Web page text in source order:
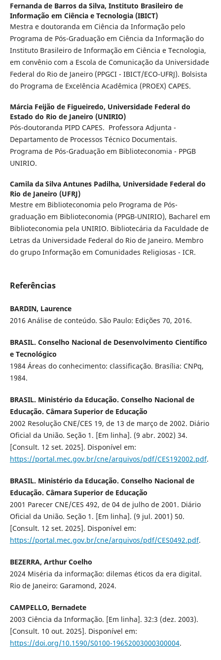
Fernanda de Barros da Silva, Instituto Brasileiro de
Informação em Ciência e Tecnologia (IBICT)
Mestra e doutoranda em Ciência da Informação pelo
Programa de Pós-Graduação em Ciência da Informação do
Instituto Brasileiro de Informação em Ciência e Tecnologia,
em convênio com a Escola de Comunicação da Universidade
Federal do Rio de Janeiro (PPGCI - IBICT/ECO-UFRJ). Bolsista
do Programa de Excelência Acadêmica (PROEX) CAPES.
Márcia Feijão de Figueiredo, Universidade Federal do
Estado do Rio de Janeiro (UNIRIO)
Pós-doutoranda PIPD CAPES. Professora Adjunta -
Departamento de Processos Técnico Documentais.
Programa de Pós-Graduação em Biblioteconomia - PPGB
UNIRIO.
Camila da Silva Antunes Padilha, Universidade Federal do
Rio de Janeiro (UFRJ)
Mestre em Biblioteconomia pelo Programa de Pós-
graduação em Biblioteconomia (PPGB-UNIRIO), Bacharel em
Biblioteconomia pela UNIRIO. Bibliotecária da Faculdade de
Letras da Universidade Federal do Rio de Janeiro. Membro
do grupo Informação em Comunidades Religiosas - ICR.
Referências
BARDIN, Laurence
2016 Análise de conteúdo. São Paulo: Edições 70, 2016.
BRASIL. Conselho Nacional de Desenvolvimento Científico
e Tecnológico
1984 Áreas do conhecimento: classificação. Brasília: CNPq,
1984.
BRASIL. Ministério da Educação. Conselho Nacional de
Educação. Câmara Superior de Educação
2002 Resolução CNE/CES 19, de 13 de março de 2002. Diário
Oficial da União. Seção 1. [Em linha]. (9 abr. 2002) 34.
[Consult. 12 set. 2025]. Disponível em:
https://portal.mec.gov.br/cne/arquivos/pdf/CES192002.pdf.
BRASIL. Ministério da Educação. Conselho Nacional de
Educação. Câmara Superior de Educação
2001 Parecer CNE/CES 492, de 04 de julho de 2001. Diário
Oficial da União. Seção 1. [Em linha]. (9 jul. 2001) 50.
[Consult. 12 set. 2025]. Disponível em:
https://portal.mec.gov.br/cne/arquivos/pdf/CES0492.pdf.
BEZERRA, Arthur Coelho
2024 Miséria da informação: dilemas éticos da era digital.
Rio de Janeiro: Garamond, 2024.
CAMPELLO, Bernadete
2003 Ciência da Informação. [Em linha]. 32:3 (dez. 2003).
[Consult. 10 out. 2025]. Disponível em:
https://doi.org/10.1590/S0100-19652003000300004.